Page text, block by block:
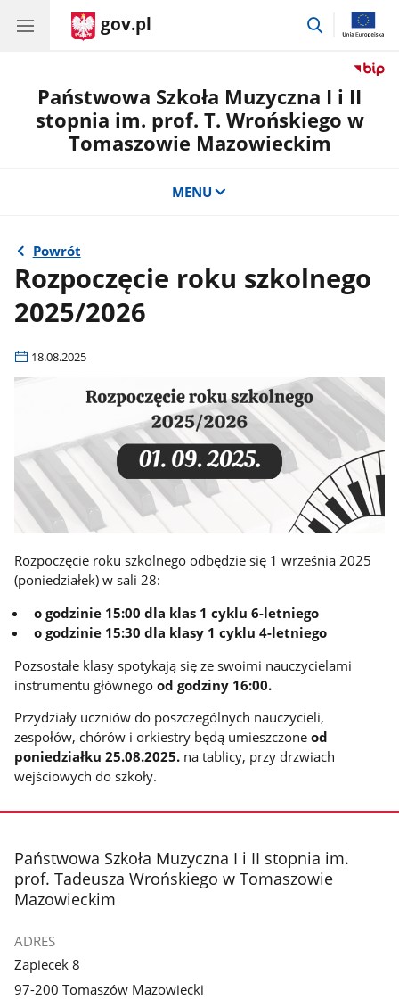
gov.pl
przejdź
Państwowa Szkoła Muzyczna I i II
stopnia im. prof. T. Wrońskiego w
Tomaszowie Mazowieckim
MENU
Powrót
Rozpoczęcie roku szkolnego
2025/2026
18.08.2025
Rozpoczęcie roku szkolnego odbędzie się 1 września 2025
(poniedziałek) w sali 28:
o godzinie 15:00 dla klas 1 cyklu 6-letniego
o godzinie 15:30 dla klasy 1 cyklu 4-letniego
Pozsostałe klasy spotykają się ze swoimi nauczycielami
instrumentu głównegood godziny 16:00.
Przydziały uczniów do poszczególnych nauczycieli,
zespołów, chórów i orkiestry będą umieszczoneod
poniedziałku 25.08.2025. na tablicy, przy drzwiach
wejściowych do szkoły.
stopka
Państwowa Szkoła Muzyczna I i II stopnia im.
prof. Tadeusza Wrońskiego w Tomaszowie
Mazowieckim
ADRES
Zapiecek 8
97-200 Tomaszów Mazowiecki